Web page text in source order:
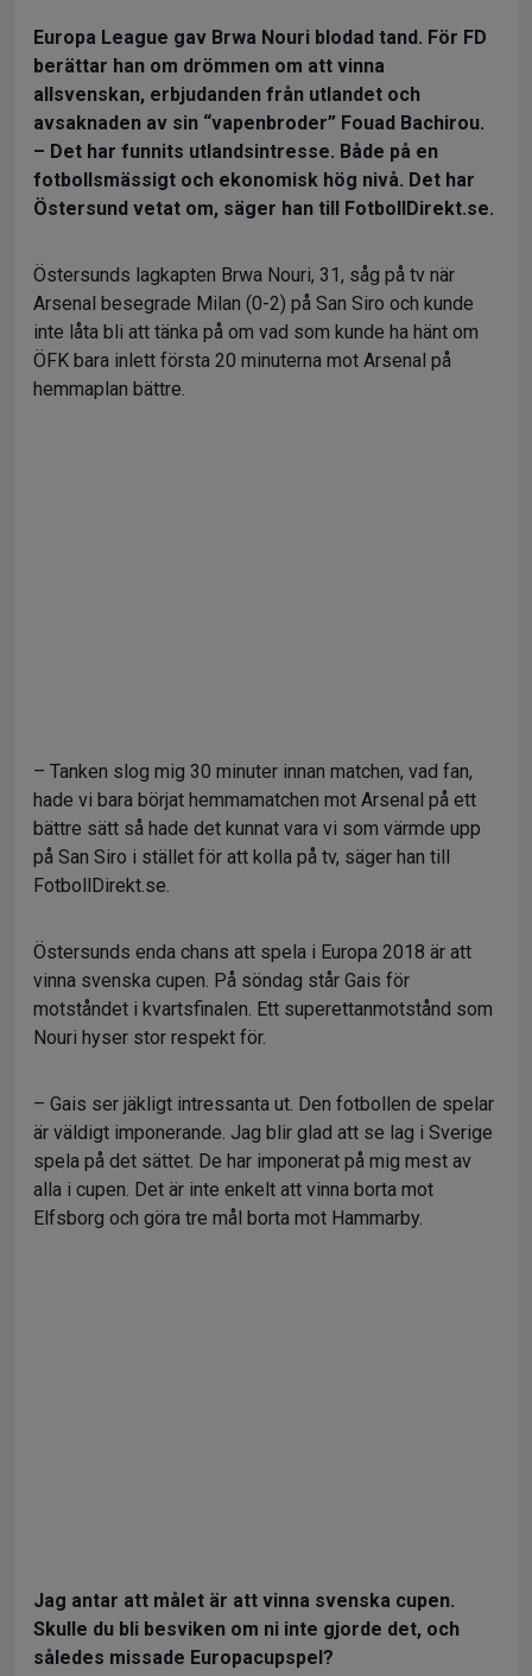
Europa League gav Brwa Nouri blodad tand. För FD
berättar han om drömmen om att vinna
allsvenskan, erbjudanden från utlandet och
avsaknaden av sin “vapenbroder” Fouad Bachirou.
– Det har funnits utlandsintresse. Både på en
fotbollsmässigt och ekonomisk hög nivå. Det har
Östersund vetat om, säger han till FotbollDirekt.se.
Östersunds lagkapten Brwa Nouri, 31, såg på tv när
Arsenal besegrade Milan (0-2) på San Siro och kunde
inte låta bli att tänka på om vad som kunde ha hänt om
ÖFK bara inlett första 20 minuterna mot Arsenal på
hemmaplan bättre.
– Tanken slog mig 30 minuter innan matchen, vad fan,
hade vi bara börjat hemmamatchen mot Arsenal på ett
bättre sätt så hade det kunnat vara vi som värmde upp
på San Siro i stället för att kolla på tv, säger han till
FotbollDirekt.se.
Östersunds enda chans att spela i Europa 2018 är att
vinna svenska cupen. På söndag står Gais för
motståndet i kvartsfinalen. Ett superettanmotstånd som
Nouri hyser stor respekt för.
– Gais ser jäkligt intressanta ut. Den fotbollen de spelar
är väldigt imponerande. Jag blir glad att se lag i Sverige
spela på det sättet. De har imponerat på mig mest av
alla i cupen. Det är inte enkelt att vinna borta mot
Elfsborg och göra tre mål borta mot Hammarby.
Jag antar att målet är att vinna svenska cupen.
Skulle du bli besviken om ni inte gjorde det, och
således missade Europacupspel?